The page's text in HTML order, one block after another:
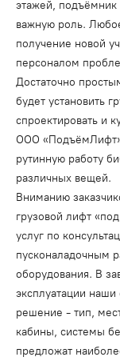
этажей,
важную роль.
получение новой
персоналом
Достаточно
будет установить
спроектировать и
ООО
рутинную работу
различных вещей.
Вниманию
грузовой лифт
услуг по
пусконаладочным
оборудования. В
эксплуатации
решение - тип,
кабины, системы
предложат